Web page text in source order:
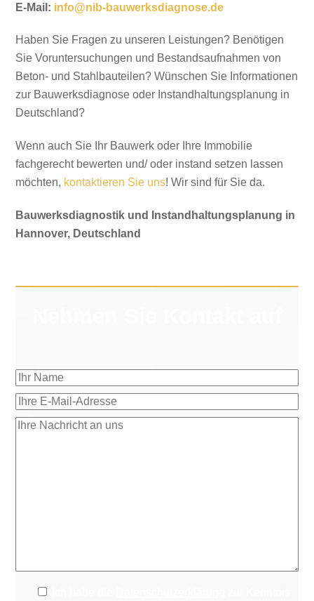
E-Mail: info@nib-bauwerksdiagnose.de
Haben Sie Fragen zu unseren Leistungen? Benötigen
Sie Voruntersuchungen und Bestandsaufnahmen von
Beton- und Stahlbauteilen? Wünschen Sie Informationen
zur Bauwerksdiagnose oder Instandhaltungsplanung in
Deutschland?
Wenn auch Sie Ihr Bauwerk oder Ihre Immobilie
fachgerecht bewerten und/ oder instand setzen lassen
möchten, kontaktieren Sie uns! Wir sind für Sie da.
Bauwerksdiagnostik und Instandhaltungsplanung in
Hannover, Deutschland